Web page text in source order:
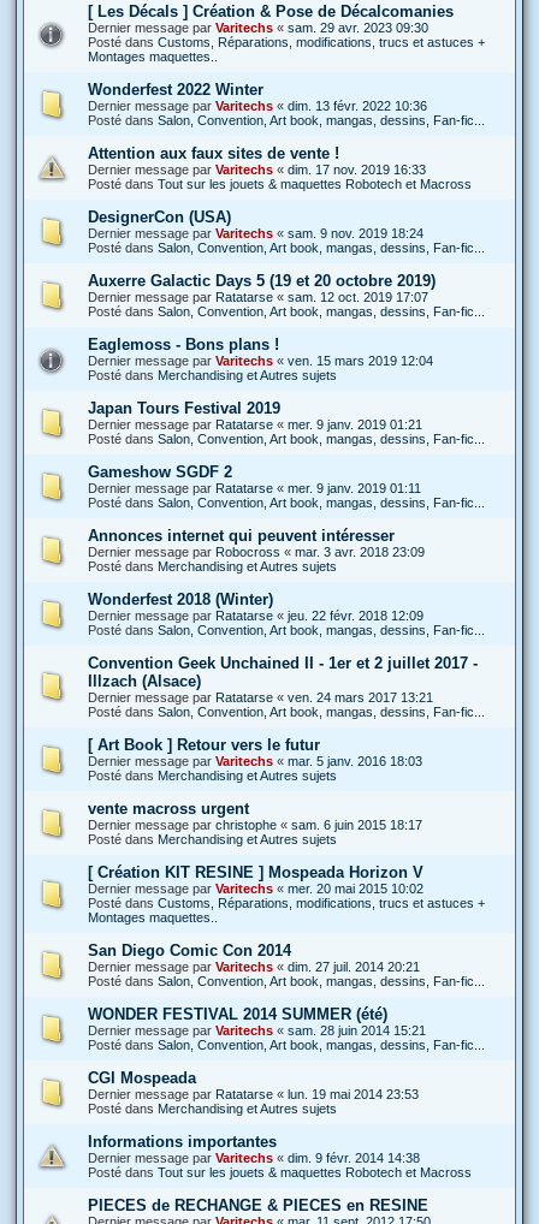
[ Les Décals ] Création & Pose de Décalcomanies
Dernier message par Varitechs « sam. 29 avr. 2023 09:30
Posté dans Customs, Réparations, modifications, trucs et astuces +
Montages maquettes..
Wonderfest 2022 Winter
Dernier message par Varitechs « dim. 13 févr. 2022 10:36
Posté dans Salon, Convention, Art book, mangas, dessins, Fan-fic...
Attention aux faux sites de vente !
Dernier message par Varitechs « dim. 17 nov. 2019 16:33
Posté dans Tout sur les jouets & maquettes Robotech et Macross
DesignerCon (USA)
Dernier message par Varitechs « sam. 9 nov. 2019 18:24
Posté dans Salon, Convention, Art book, mangas, dessins, Fan-fic...
Auxerre Galactic Days 5 (19 et 20 octobre 2019)
Dernier message par Ratatarse « sam. 12 oct. 2019 17:07
Posté dans Salon, Convention, Art book, mangas, dessins, Fan-fic...
Eaglemoss - Bons plans !
Dernier message par Varitechs « ven. 15 mars 2019 12:04
Posté dans Merchandising et Autres sujets
Japan Tours Festival 2019
Dernier message par Ratatarse « mer. 9 janv. 2019 01:21
Posté dans Salon, Convention, Art book, mangas, dessins, Fan-fic...
Gameshow SGDF 2
Dernier message par Ratatarse « mer. 9 janv. 2019 01:11
Posté dans Salon, Convention, Art book, mangas, dessins, Fan-fic...
Annonces internet qui peuvent intéresser
Dernier message par Robocross « mar. 3 avr. 2018 23:09
Posté dans Merchandising et Autres sujets
Wonderfest 2018 (Winter)
Dernier message par Ratatarse « jeu. 22 févr. 2018 12:09
Posté dans Salon, Convention, Art book, mangas, dessins, Fan-fic...
Convention Geek Unchained II - 1er et 2 juillet 2017 -
Illzach (Alsace)
Dernier message par Ratatarse « ven. 24 mars 2017 13:21
Posté dans Salon, Convention, Art book, mangas, dessins, Fan-fic...
[ Art Book ] Retour vers le futur
Dernier message par Varitechs « mar. 5 janv. 2016 18:03
Posté dans Merchandising et Autres sujets
vente macross urgent
Dernier message par christophe « sam. 6 juin 2015 18:17
Posté dans Merchandising et Autres sujets
[ Création KIT RESINE ] Mospeada Horizon V
Dernier message par Varitechs « mer. 20 mai 2015 10:02
Posté dans Customs, Réparations, modifications, trucs et astuces +
Montages maquettes..
San Diego Comic Con 2014
Dernier message par Varitechs « dim. 27 juil. 2014 20:21
Posté dans Salon, Convention, Art book, mangas, dessins, Fan-fic...
WONDER FESTIVAL 2014 SUMMER (été)
Dernier message par Varitechs « sam. 28 juin 2014 15:21
Posté dans Salon, Convention, Art book, mangas, dessins, Fan-fic...
CGI Mospeada
Dernier message par Ratatarse « lun. 19 mai 2014 23:53
Posté dans Merchandising et Autres sujets
Informations importantes
Dernier message par Varitechs « dim. 9 févr. 2014 14:38
Posté dans Tout sur les jouets & maquettes Robotech et Macross
PIECES de RECHANGE & PIECES en RESINE
Dernier message par Varitechs « mar. 11 sept. 2012 17:50